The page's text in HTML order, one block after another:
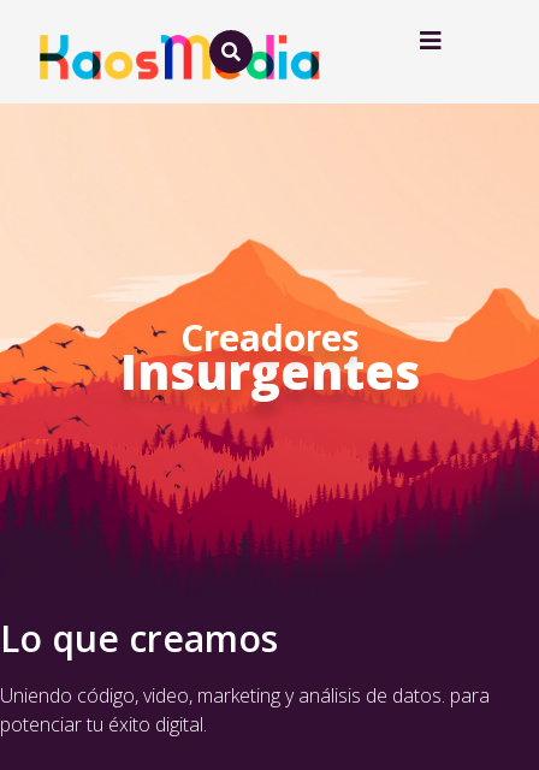
Estrategia data
Driven
Lo que creamos
Uniendo código, video, marketing y análisis de datos. para
potenciar tu éxito digital.